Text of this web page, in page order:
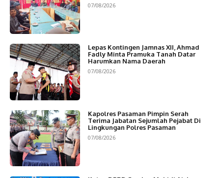
07/08/2026
Lepas Kontingen Jamnas XII, Ahmad
Fadly Minta Pramuka Tanah Datar
Harumkan Nama Daerah
07/08/2026
Kapolres Pasaman Pimpin Serah
Terima Jabatan Sejumlah Pejabat Di
Lingkungan Polres Pasaman
07/08/2026